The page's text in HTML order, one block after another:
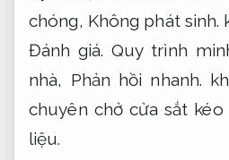
chóng, Không phát sinh.
Đánh giá. Quy trình
nhà, Phản hồi nhanh.
chuyên chở cửa sắt
liệu.